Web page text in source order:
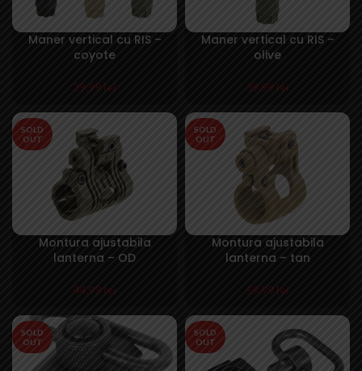
Maner vertical cu RIS –
coyote
39,99 lei
Maner vertical cu RIS –
olive
39,99 lei
SOLD
OUT
Montura ajustabila
lanterna – OD
44,99 lei
SOLD
OUT
Montura ajustabila
lanterna – tan
59,99 lei
SOLD
OUT
SOLD
OUT